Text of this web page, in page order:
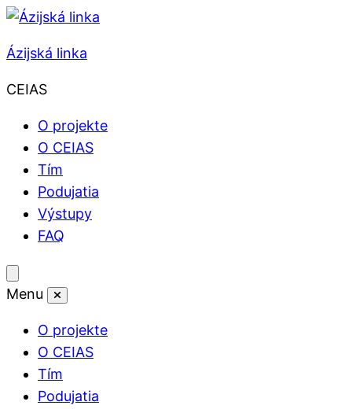
Skip to content
Ázijská linka
CEIAS
O projekte
O CEIAS
Tím
Podujatia
Výstupy
FAQ
Menu Close mobile menu
O projekte
O CEIAS
Tím
Podujatia